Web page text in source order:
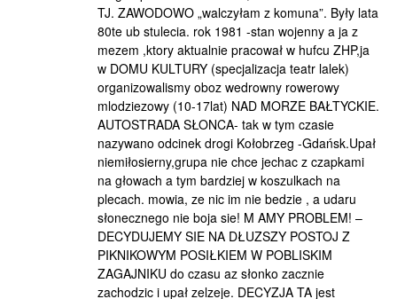
TJ. ZAWODOWO „walczyłam z komuna”. Były lata
80te ub stulecia. rok 1981 -stan wojenny a ja z
mezem ,ktory aktualnie pracował w hufcu ZHP,ja
w DOMU KULTURY (specjalizacja teatr lalek)
organizowalismy oboz wedrowny rowerowy
mlodziezowy (10-17lat) NAD MORZE BAŁTYCKIE.
AUTOSTRADA SŁONCA- tak w tym czasie
nazywano odcinek drogi Kołobrzeg -Gdańsk.Upał
niemiłosierny,grupa nie chce jechac z czapkami
na głowach a tym bardziej w koszulkach na
plecach. mowia, ze nic im nie bedzie , a udaru
słonecznego nie boja sie! M AMY PROBLEM! –
DECYDUJEMY SIE NA DŁUZSZY POSTOJ Z
PIKNIKOWYM POSIŁKIEM W POBLISKIM
ZAGAJNIKU do czasu az słonko zacznie
zachodzic i upał zelzeje. DECYZJA TA jest